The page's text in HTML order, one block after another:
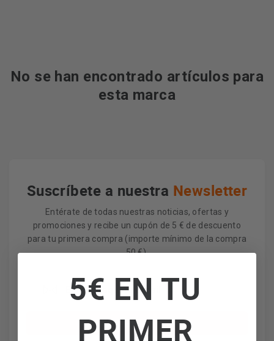
No se han encontrado artículos para
esta marca
Suscríbete a nuestra Newsletter
Entérate de todas nuestras noticias, ofertas y
promociones y recibe un cupón de 5 € de descuento
para tu primera compra (importe mínimo de la compra
50 €).
5€ EN TU
PRIMER